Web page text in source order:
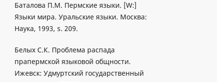
Баталова П.М. Пермские языки. [W:]
Языки мира. Уральские языки. Москва:
Наука, 1993, s. 209.
Белых С.К. Проблема распада
прапермской языковой общности.
Ижевск: Удмуртский государственный